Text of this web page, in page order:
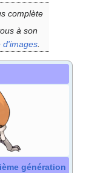
complète
à son
d'images.
génération